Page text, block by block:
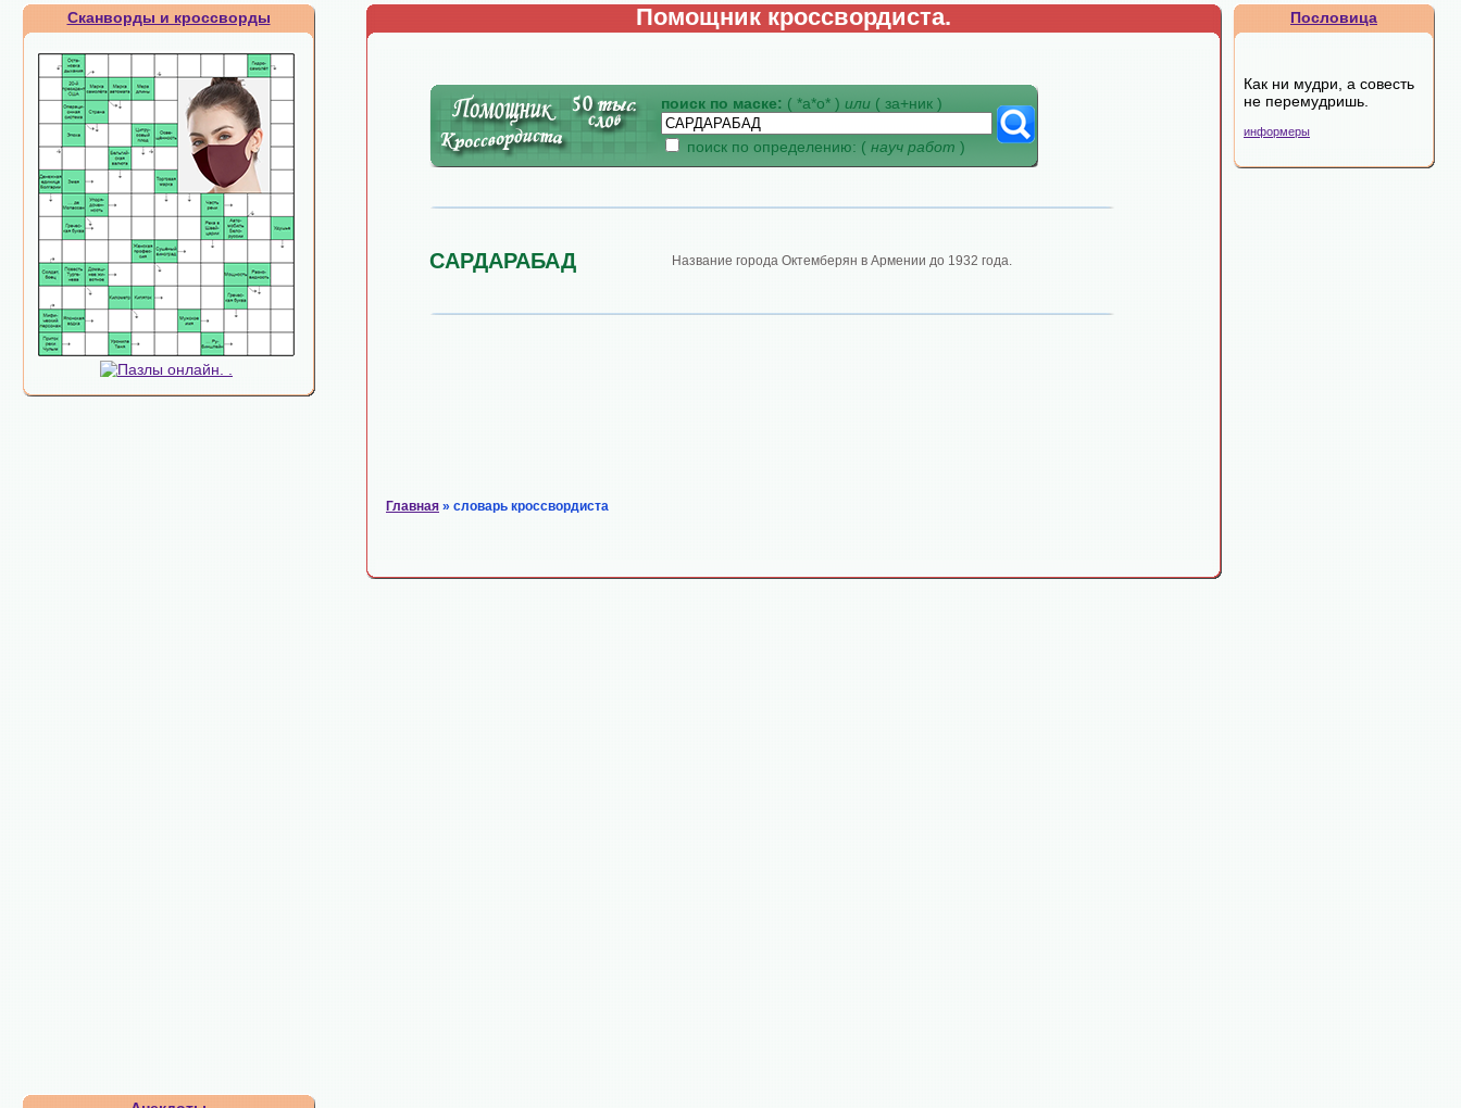
Сканворды и кроссворды Помощник кроссвордиста.
поиск по маске: ( *а*о* ) или ( за+ник )
поиск по определению: ( науч работ )
САРДАРАБАД Название города Октемберян в Армении до 1932 года.
Главная » словарь кроссвордиста
Пословица
Как ни мудри, а совесть
не перемудришь.
информеры